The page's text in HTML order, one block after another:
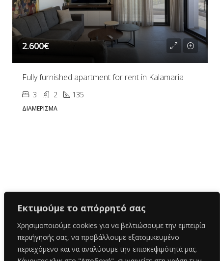
Εκτιμούμε το απόρρητό σας
Χρησιμοποιούμε cookies για να βελτιώσουμε την εμπειρία
περιήγησής σας, να προβάλλουμε εξατομικευμένο
περιεχόμενο και να αναλύουμε την επισκεψιμότητά μας.
2.600€
Fully furnished apartment for rent in Kalamaria
3 2 135
ΔΙΑΜΈΡΙΣΜΑ